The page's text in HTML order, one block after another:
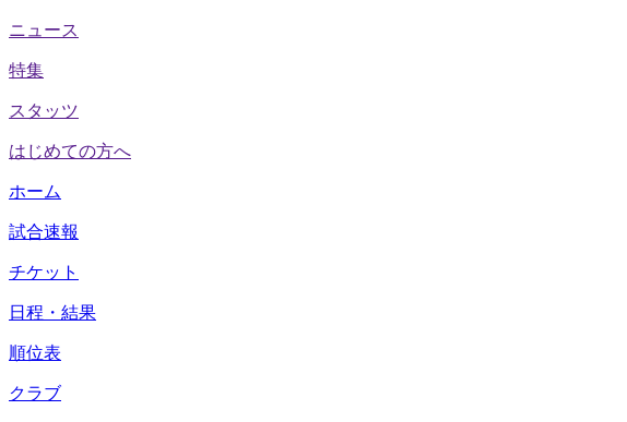
ニュース
特集
スタッツ
はじめての方へ
ホーム
試合速報
チケット
日程・結果
順位表
クラブ